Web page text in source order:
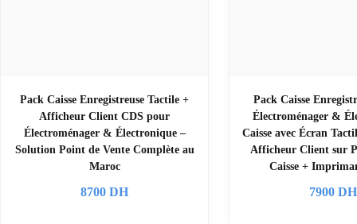
Pack Caisse Enregistreuse Tactile +
Afficheur Client CDS pour
Électroménager & Électronique –
Solution Point de Vente Complète au
Maroc
8700 DH
Pack Caisse
Électroménager &
Caisse avec Écran
Afficheur Client sur
Caisse +
7900 DH